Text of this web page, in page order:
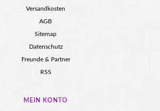
Versandkosten
AGB
Sitemap
Datenschutz
Freunde & Partner
RSS
MEIN KONTO